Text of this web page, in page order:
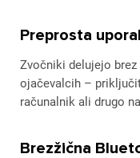
Preprosta
Zvočniki delujejo
ojačevalcih –
računalnik ali drugo
Brezžična